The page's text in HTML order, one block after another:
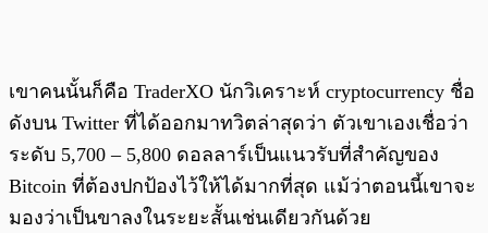
เขาคนนั้นก็คือ TraderXO นักวิเคราะห์ cryptocurrency ชื่อ
ดังบน Twitter ที่ได้ออกมาทวิตล่าสุดว่า ตัวเขาเองเชื่อว่า
ระดับ 5,700 – 5,800 ดอลลาร์เป็นแนวรับที่สำคัญของ
Bitcoin ที่ต้องปกป้องไว้ให้ได้มากที่สุด แม้ว่าตอนนี้เขาจะ
มองว่าเป็นขาลงในระยะสั้นเช่นเดียวกันด้วย